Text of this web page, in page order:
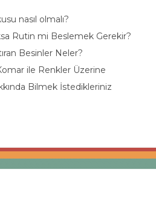
nasıl olmalı?
Rutin mi Beslemek Gerekir?
Besinler Neler?
ile Renkler Üzerine
Bilmek İstedikleriniz